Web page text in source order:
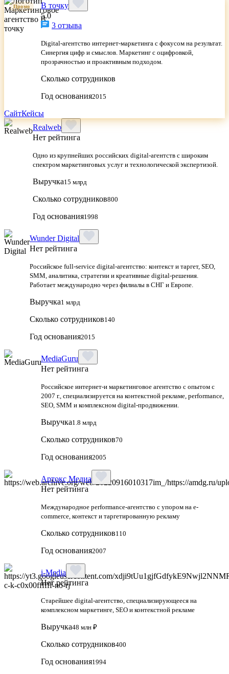
Промо
В точку
5.0
3 отзыва
Digital-агентство интернет-маркетинга с фокусом на результат.
Синергия цифр и смыслов. Маркетинг с оцифровкой,
прозрачностью и проактивным подходом.
Сколько сотрудников
Год основания2015
СайтКейсы
Realweb
Нет рейтинга
Одно из крупнейших российских digital-агентств с широким
спектром маркетинговых услуг и технологической экспертизой.
Выручка15 млрд
Сколько сотрудников800
Год основания1998
Wunder Digital
Нет рейтинга
Российское full-service digital-агентство: контекст и таргет, SEO,
SMM, аналитика, стратегии и креативные digital-решения.
Работает международно через филиалы в СНГ и Европе.
Выручка1 млрд
Сколько сотрудников140
Год основания2015
MediaGuru
Нет рейтинга
Российское интернет-и маркетинговое агентство с опытом с
2007 г., специализируется на контекстной рекламе, performance,
SEO, SMM и комплексном digital-продвижении.
Выручка1.8 млрд
Сколько сотрудников70
Год основания2005
Артокс Медиа
Нет рейтинга
Международное performance-агентство с упором на e-
commerce, контекст и таргетированную рекламу
Сколько сотрудников110
Год основания2007
i-Media
Нет рейтинга
Старейшее digital-агентство, специализирующееся на
комплексном маркетинге, SEO и контекстной рекламе
Выручка48 млн ₽
Сколько сотрудников400
Год основания1994